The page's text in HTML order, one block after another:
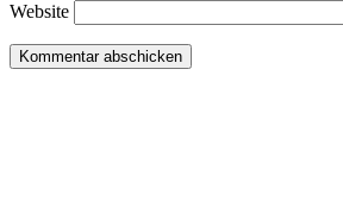
Website